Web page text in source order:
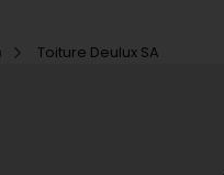
Toiture Deulux SA